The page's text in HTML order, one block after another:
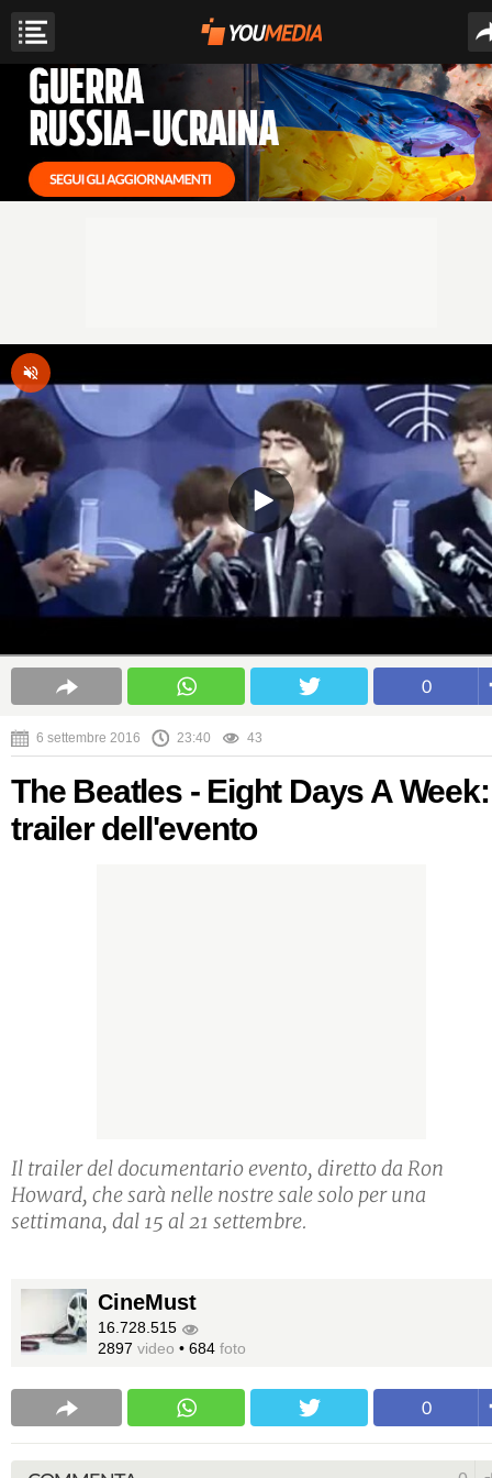
0
6 settembre 2016 23:40 43
The Beatles - Eight Days A
trailer dell'evento
Il trailer del documentario evento, diretto da Ron
Howard, che sarà nelle nostre sale solo per una
settimana, dal 15 al 21 settembre.
CineMust
16.728.515
2897 video • 684 foto
0